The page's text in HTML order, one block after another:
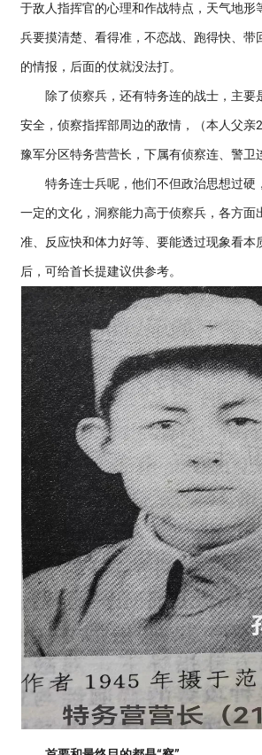
于敌人指挥官的心理和作战特点，天气地形
兵要摸清楚、看得准，不恋战、跑得快、带
的情报，后面的仗就没法打。
除了侦察兵，还有特务连的战士，主要
安全，侦察指挥部周边的敌情，（本人父亲
豫军分区特务营营长，下属有侦察连、警卫
特务连士兵呢，他们不但政治思想过硬
一定的文化，洞察能力高于侦察兵，各方面
准、反应快和体力好等、要能透过现象看本
后，可给首长提建议供参考。